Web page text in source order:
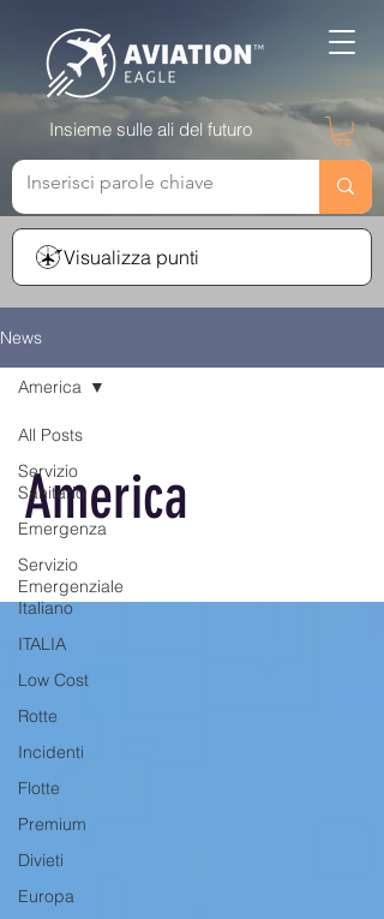
Visualizza punti
Insieme sulle ali del futuro
News
All Posts
Servizio
Sanitario
Emergenza
Servizio
Emergenziale
Italiano
ITALIA
Low Cost
Rotte
Incidenti
Flotte
Premium
Divieti
Europa
America
America